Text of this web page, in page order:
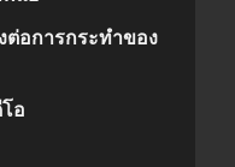
ต่อการกระทำของ
อ